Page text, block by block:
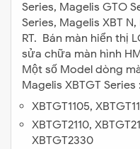
Series, Magelis GTO
Series, Magelis XBT
RT. Bán màn hiển thị
sửa chữa màn hình
Một số Model dòng
Magelis XBTGT Series :
XBTGT1105,
XBTGT2110,
XBTGT2330